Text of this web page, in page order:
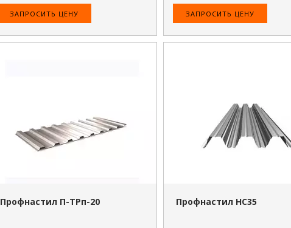
ЗАПРОСИТЬ ЦЕНУ ЗАПРОСИТЬ ЦЕНУ
Профнастил П-ТРп-20
ПОДРОБНЕЕ
Профнастил HC35